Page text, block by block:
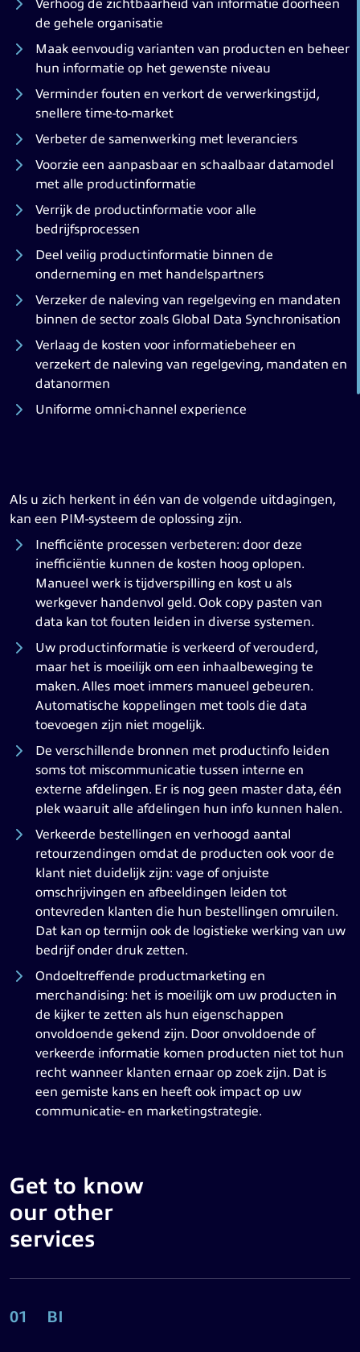
Verhoog de zichtbaarheid van informatie doorheen
de gehele organisatie
Maak eenvoudig varianten van producten en beheer
hun informatie op het gewenste niveau
Verminder fouten en verkort de verwerkingstijd,
snellere time-to-market
Verbeter de samenwerking met leveranciers
Voorzie een aanpasbaar en schaalbaar datamodel
met alle productinformatie
Verrijk de productinformatie voor alle
bedrijfsprocessen
Deel veilig productinformatie binnen de
onderneming en met handelspartners
Verzeker de naleving van regelgeving en mandaten
binnen de sector zoals Global Data Synchronisation
Verlaag de kosten voor informatiebeheer en
verzekert de naleving van regelgeving, mandaten en
datanormen
Uniforme omni-channel experience
Als u zich herkent in één van de volgende uitdagingen,
kan een PIM-systeem de oplossing zijn.
Inefficiënte processen verbeteren: door deze
inefficiëntie kunnen de kosten hoog oplopen.
Manueel werk is tijdverspilling en kost u als
werkgever handenvol geld. Ook copy pasten van
data kan tot fouten leiden in diverse systemen.
Uw productinformatie is verkeerd of verouderd,
maar het is moeilijk om een inhaalbeweging te
maken. Alles moet immers manueel gebeuren.
Automatische koppelingen met tools die data
toevoegen zijn niet mogelijk.
De verschillende bronnen met productinfo leiden
soms tot miscommunicatie tussen interne en
externe afdelingen. Er is nog geen master data, één
plek waaruit alle afdelingen hun info kunnen halen.
Verkeerde bestellingen en verhoogd aantal
retourzendingen omdat de producten ook voor de
klant niet duidelijk zijn: vage of onjuiste
omschrijvingen en afbeeldingen leiden tot
ontevreden klanten die hun bestellingen omruilen.
Dat kan op termijn ook de logistieke werking van uw
bedrijf onder druk zetten.
Ondoeltreffende productmarketing en
merchandising: het is moeilijk om uw producten in
de kijker te zetten als hun eigenschappen
onvoldoende gekend zijn. Door onvoldoende of
verkeerde informatie komen producten niet tot hun
recht wanneer klanten ernaar op zoek zijn. Dat is
een gemiste kans en heeft ook impact op uw
communicatie- en marketingstrategie.
Get to know
our other
services
01 BI